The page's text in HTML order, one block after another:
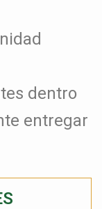
dentro
entregar